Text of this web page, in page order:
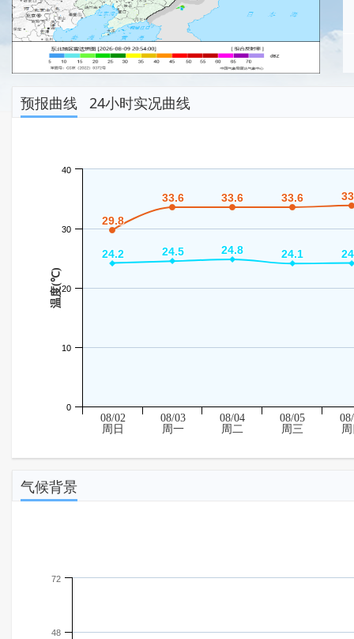
预报曲线 24小时实况曲线
温度(℃)
29.8
29.8
33.6
33.6 33.6
33.6 33.6
33.6
24.2
24.2 24.5
24.5 24.8
24.8 24.1
24.1
0
10
20
30
40
08/02
周日
08/03
周一
08/04
周二
08/05
周三
气候背景
48
72